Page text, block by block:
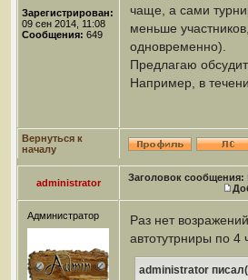
Зарегистрирован:
09 сен 2014, 11:08
Сообщения: 649
чаще, а сами
меньше
одновременно).
Предлагаю
Например, в
Вернуться к
началу
administrator Заголовок сообщения:
Администратор
Раз нет
автотутрниры по 4
administrator